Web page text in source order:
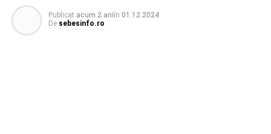
Publicat acum 2 aniîn 01.12.2024
De sebesinfo.ro